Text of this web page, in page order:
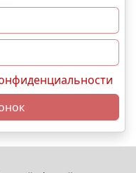
покупка. 📞
и мы подберем
N11459